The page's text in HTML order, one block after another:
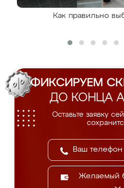
Как правильно
ФИКСИРУЕМ
ДО КОНЦА
Оставьте заявку
Желаемый